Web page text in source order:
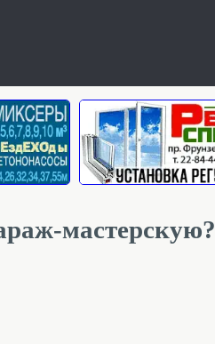
мастерскую?